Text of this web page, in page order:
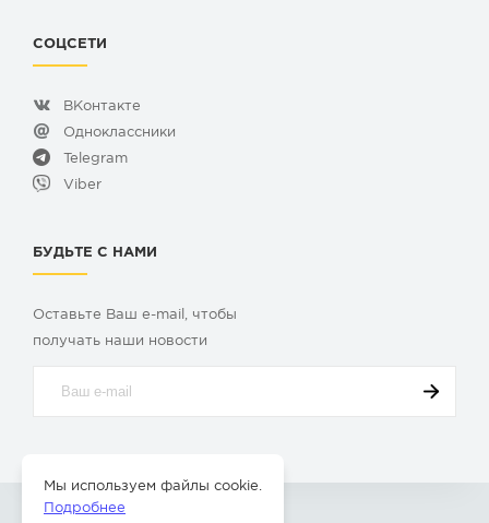
СОЦСЕТИ
ВКонтакте
Одноклассники
Telegram
Viber
БУДЬТЕ С НАМИ
Оставьте Ваш e-mail, чтобы
получать наши новости
Мы используем файлы cookie.
Подробнее